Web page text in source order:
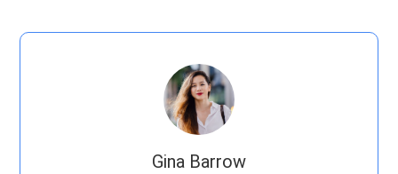
Gina Barrow